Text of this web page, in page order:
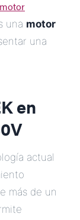
motor
una motor
una
en
actual
más de un